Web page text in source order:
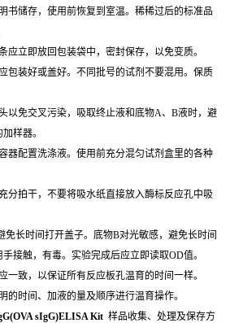
书储存，使用前恢复到室温。稀稀过后的标准品
应立即放回包装袋中，密封保存，以免变质。
包装好或盖好。不同批号的试剂不要混用。保质
以免交叉污染，吸取终止液和底物A、B液时，避
样器。
器配置洗涤液。使用前充分混匀试剂盒里的各种
分拍干，不要将吸水纸直接放入酶标反应孔中吸
免长时间打开盖子。底物B对光敏感，避免长时间
接触，有毒。实验完成后应立即读取OD值。
一致，以保证所有反应板孔温育的时间一样。
的时间、加液的量及顺序进行温育操作。
sIgG)ELISA Kit 样品收集、处理及保存方